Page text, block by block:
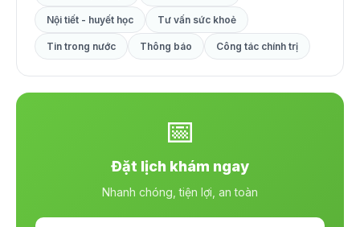
Nội tiết - huyết học Tư vấn sức khoẻ
Tin trong nước Thông báo Công tác chính trị
📅
Đặt lịch khám ngay
Nhanh chóng, tiện lợi, an toàn